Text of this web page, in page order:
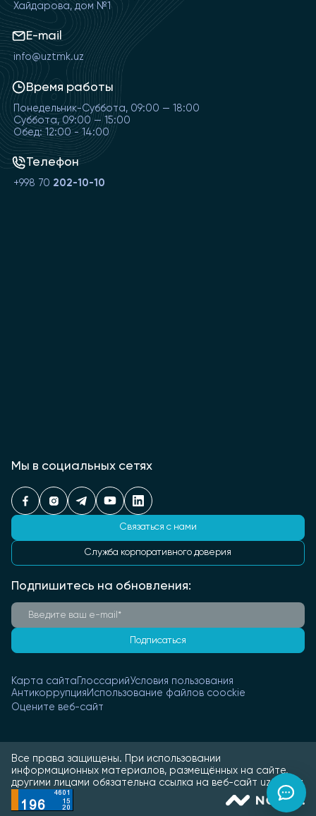
Хайдарова, дом №1
E-mail
info@uztmk.uz
Время работы
Понедельник-Суббота, 09:00 — 18:00
Суббота, 09:00 — 15:00
Обед: 12:00 - 14:00
Телефон
+998 70 202-10-10
Мы в социальных сетях
Связаться с нами
Служба корпоративного доверия
Подпишитесь на обновления:
Подписаться
Карта сайта Глоссарий Условия пользования
Антикоррупция Использование файлов coockie
Оцените веб-сайт
Все права защищены. При использовании
информационных материалов, размещённых на сайте,
другими лицами обязательна ссылка на веб-сайт uztmk.uz